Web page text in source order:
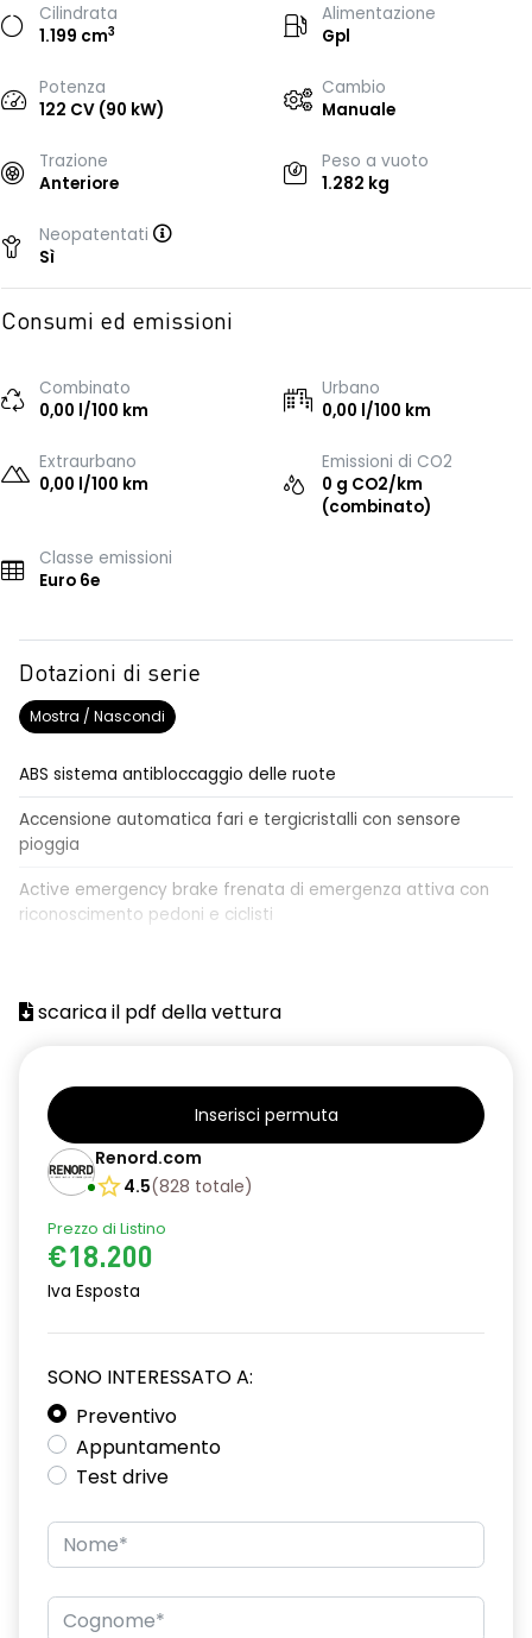
Cilindrata
1.199 cm3
Alimentazione
Gpl
Potenza
122 CV (90 kW)
Cambio
Manuale
Trazione
Anteriore
Peso a vuoto
1.282 kg
Neopatentati
Sì
Consumi ed emissioni
Combinato
0,00 l/100 km
Urbano
0,00 l/100 km
Extraurbano
0,00 l/100 km
Emissioni di CO2
0 g CO2/km
(combinato)
Classe emissioni
Euro 6e
Dotazioni di serie
Mostra / Nascondi
ABS sistema antibloccaggio delle ruote
Accensione automatica fari e tergicristalli con sensore
pioggia
Active emergency brake frenata di emergenza attiva con
riconoscimento pedoni e ciclisti
Airbag laterali a tendina anteriori e posteriori
Alzacristalli elettrici posteriori
Barre tetto modulari nere
Bracciolo anteriore con vano portaoggetti
Chiave pieghevole a 3 pulsanti
Distance warning avviso distanza di sicurezza
Driver display con schermo TFT da 3,5''
Eco Mode
compatibile 2G/3G o 4G/5G in base al veicolo
Firma luminosa pixelata con fari full LED
HARM03
scarica il pdf della vettura
Inserisci permuta
Renord.com
4.5(828 totale)
Prezzo di Listino
€18.200
Iva Esposta
SONO INTERESSATO A:
Preventivo
Appuntamento
Test drive